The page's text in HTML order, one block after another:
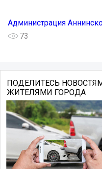
Администрация
73
ПОДЕЛИТЕСЬ
ЖИТЕЛЯМИ ГОРОДА